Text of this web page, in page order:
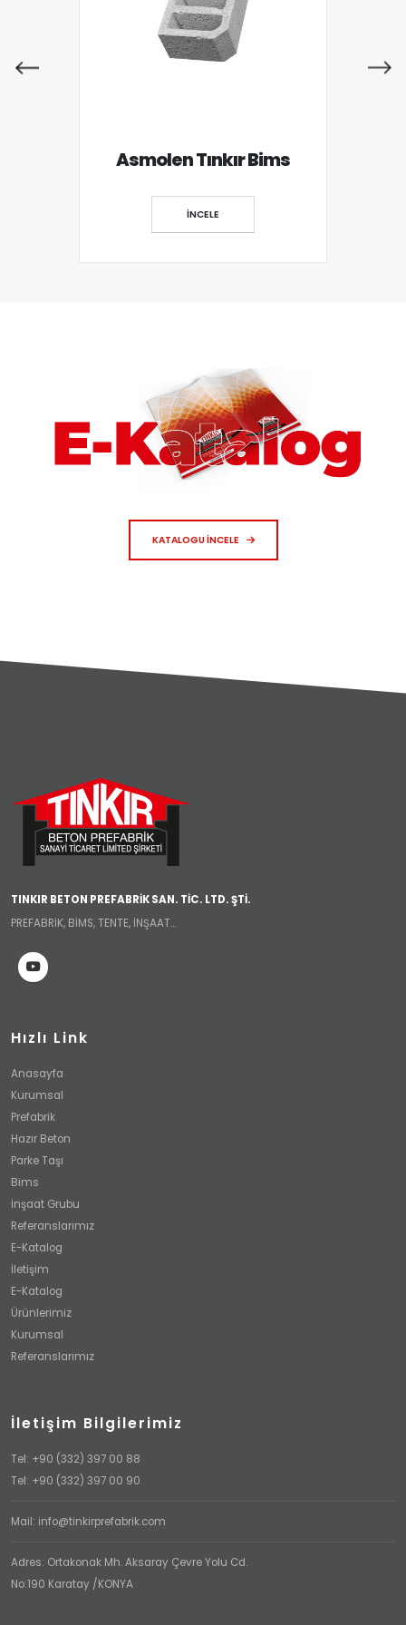
Asmolen Tınkır Bims
İNCELE
KATALOGU İNCELE
TINKIR BETON PREFABRİK SAN. TİC. LTD. ŞTİ.
PREFABRİK, BİMS, TENTE, İNŞAAT...
Hızlı Link
Anasayfa
Kurumsal
Prefabrik
Hazır Beton
Parke Taşı
Bims
İnşaat Grubu
Referanslarımız
E-Katalog
İletişim
E-Katalog
Ürünlerimiz
Kurumsal
Referanslarımız
İletişim Bilgilerimiz
Tel: +90 (332) 397 00 88
Tel: +90 (332) 397 00 90
Mail: info@tinkirprefabrik.com
Adres: Ortakonak Mh. Aksaray Çevre Yolu Cd.
No:190 Karatay /KONYA